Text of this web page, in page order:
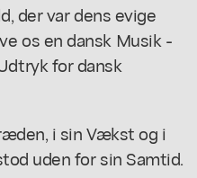
der var dens evige
os en dansk Musik -
for dansk
i sin Vækst og i
uden for sin Samtid.